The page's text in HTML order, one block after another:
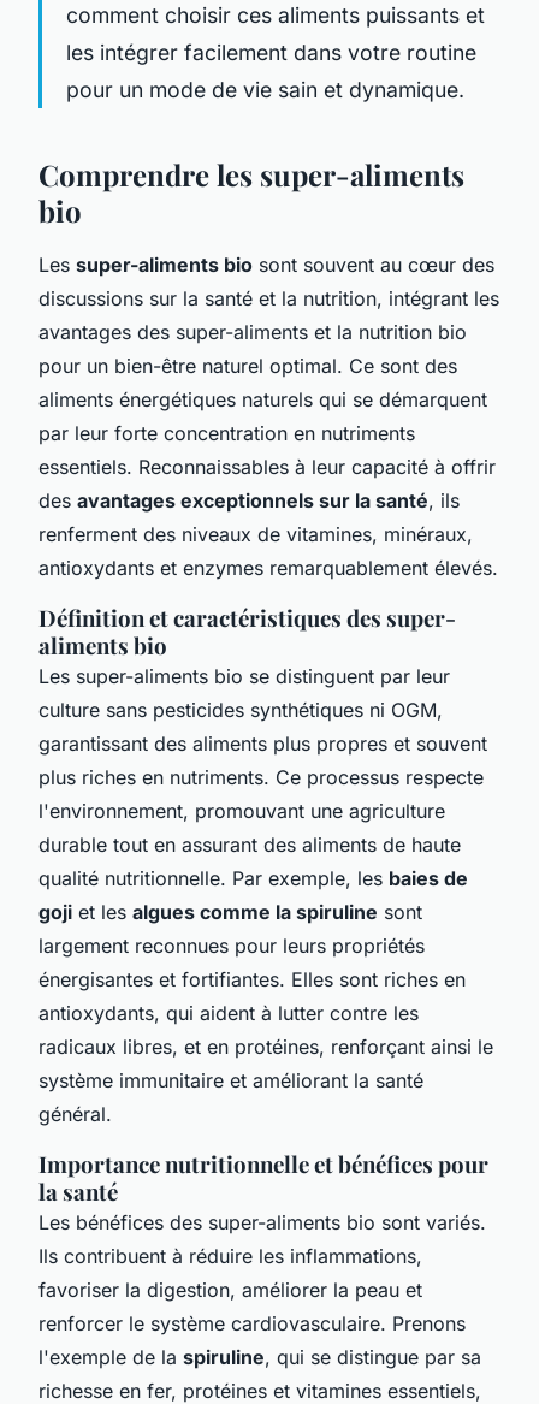
comment choisir ces aliments puissants et
les intégrer facilement dans votre routine
pour un mode de vie sain et dynamique.
Comprendre les super-aliments
bio
Les super-aliments bio sont souvent au cœur des
discussions sur la santé et la nutrition, intégrant les
avantages des super-aliments et la nutrition bio
pour un bien-être naturel optimal. Ce sont des
aliments énergétiques naturels qui se démarquent
par leur forte concentration en nutriments
essentiels. Reconnaissables à leur capacité à offrir
des avantages exceptionnels sur la santé, ils
renferment des niveaux de vitamines, minéraux,
antioxydants et enzymes remarquablement élevés.
Définition et caractéristiques des super-
aliments bio
Les super-aliments bio se distinguent par leur
culture sans pesticides synthétiques ni OGM,
garantissant des aliments plus propres et souvent
plus riches en nutriments. Ce processus respecte
l'environnement, promouvant une agriculture
durable tout en assurant des aliments de haute
qualité nutritionnelle. Par exemple, les baies de
goji et les algues comme la spiruline sont
largement reconnues pour leurs propriétés
énergisantes et fortifiantes. Elles sont riches en
antioxydants, qui aident à lutter contre les
radicaux libres, et en protéines, renforçant ainsi le
système immunitaire et améliorant la santé
général.
Importance nutritionnelle et bénéfices pour
la santé
Les bénéfices des super-aliments bio sont variés.
Ils contribuent à réduire les inflammations,
favoriser la digestion, améliorer la peau et
renforcer le système cardiovasculaire. Prenons
l'exemple de la spiruline, qui se distingue par sa
richesse en fer, protéines et vitamines essentiels,